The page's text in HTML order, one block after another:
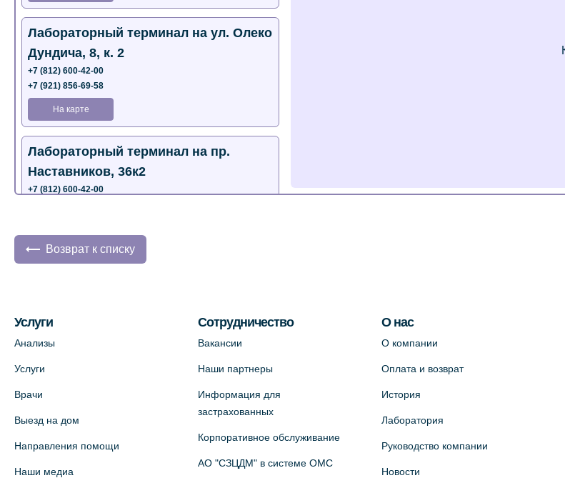
Лабораторный терминал на ул. Олеко
Дундича, 8, к. 2
+7 (812) 600-42-00
+7 (921) 856-69-58
На карте
Лабораторный терминал на пр.
Наставников, 36к2
+7 (812) 600-42-00
Медицинский центр на Богатырском
пр., 4 (официальный партнер)
Медицинский центр на ул. Моисеенко,
Возврат к списку
Услуги
Анализы
Услуги
Врачи
Выезд на дом
Направления помощи
Наши медиа
Сотрудничество
Вакансии
Наши партнеры
Информация для
застрахованных
Корпоративное обслуживание
АО "СЗЦДМ" в системе ОМС
О нас
О компании
Оплата и возврат
История
Лаборатория
Руководство компании
Новости